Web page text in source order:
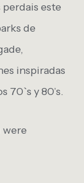
este
de
inspiradas
70`s y 80’s.
were